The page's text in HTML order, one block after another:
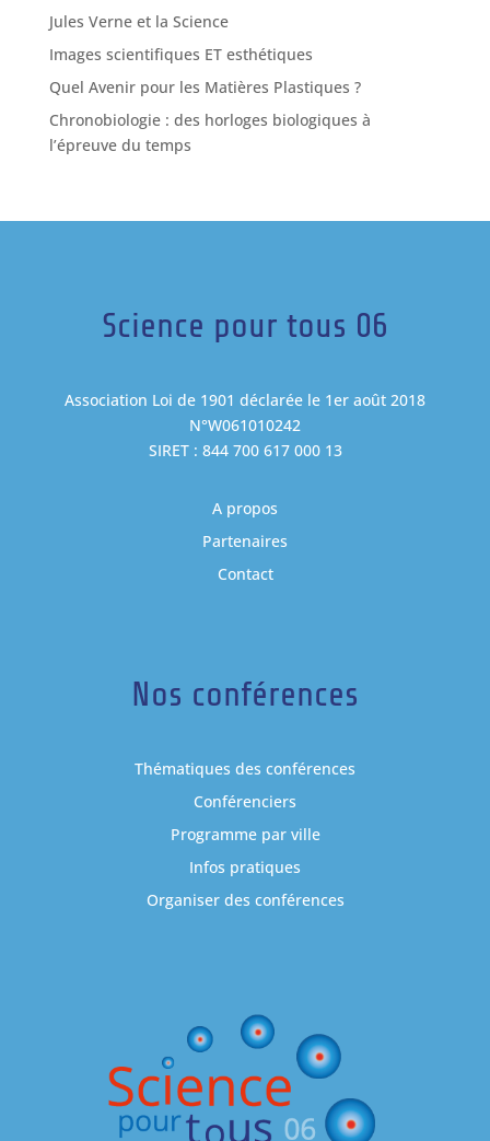
Jules Verne et la Science
Images scientifiques ET esthétiques
Quel Avenir pour les Matières Plastiques ?
Chronobiologie : des horloges biologiques à
l’épreuve du temps
Science pour tous 06
Association Loi de 1901 déclarée le 1er août 2018
N°W061010242
SIRET : 844 700 617 000 13
A propos
Partenaires
Contact
Nos conférences
Thématiques des conférences
Conférenciers
Programme par ville
Infos pratiques
Organiser des conférences